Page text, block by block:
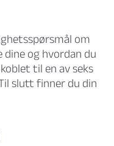
om
dine og hvordan du
til en av seks
slutt finner du din